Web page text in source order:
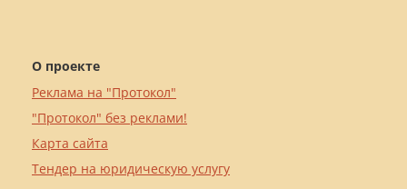
О проекте
Реклама на "Протокол"
"Протокол" без реклами!
Карта сайта
Тендер на юридическую услугу